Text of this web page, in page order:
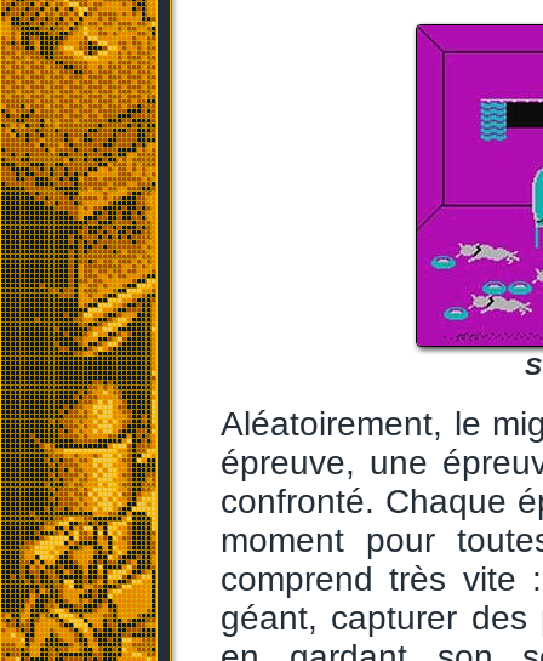
Aléatoirement, le
épreuve, une
confronté. Chaque
moment pour
comprend très vite
géant, capturer